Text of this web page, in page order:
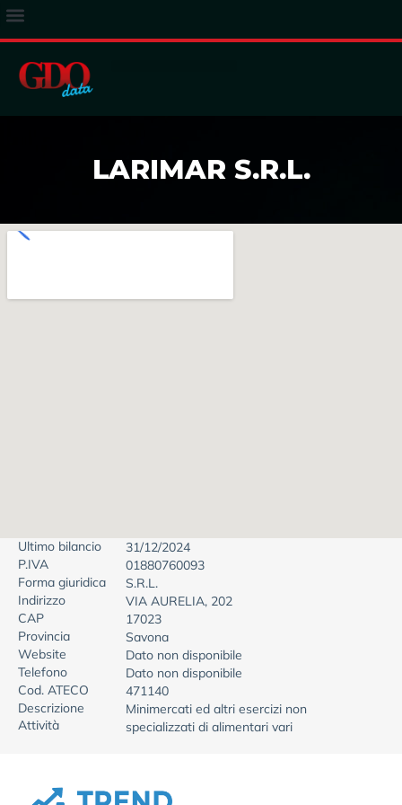
LARIMAR S.R.L.
Ultimo bilancio
31/12/2024
P.IVA
01880760093
Forma giuridica
S.R.L.
Indirizzo
VIA AURELIA, 202
CAP
17023
Provincia
Savona
Website
Dato non disponibile
Telefono
Dato non disponibile
Cod. ATECO
471140
Descrizione
Attività
Minimercati ed altri esercizi non
specializzati di alimentari vari